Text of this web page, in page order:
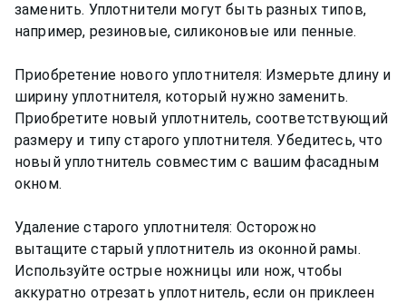
заменить. Уплотнители могут быть разных типов,
например, резиновые, силиконовые или пенные.
Приобретение нового уплотнителя: Измерьте длину и
ширину уплотнителя, который нужно заменить.
Приобретите новый уплотнитель, соответствующий
размеру и типу старого уплотнителя. Убедитесь, что
новый уплотнитель совместим с вашим фасадным
окном.
Удаление старого уплотнителя: Осторожно
вытащите старый уплотнитель из оконной рамы.
Используйте острые ножницы или нож, чтобы
аккуратно отрезать уплотнитель, если он приклеен